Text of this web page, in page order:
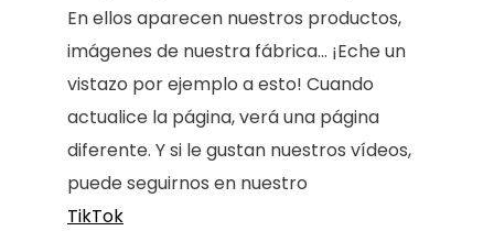
En ellos aparecen nuestros productos,
imágenes de nuestra fábrica... ¡Eche un
vistazo por ejemplo a esto! Cuando
actualice la página, verá una página
diferente. Y si le gustan nuestros vídeos,
puede seguirnos en nuestro
TikTok